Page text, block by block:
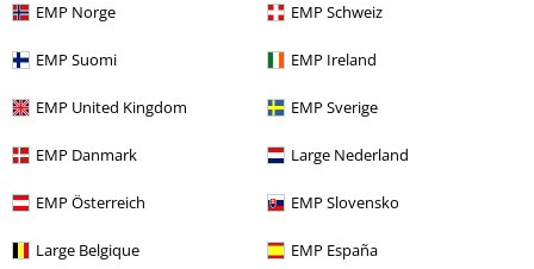
EMP Norge EMP Schweiz
EMP Suomi EMP Ireland
EMP United Kingdom EMP Sverige
EMP Danmark Large Nederland
EMP Österreich EMP Slovensko
Large Belgique EMP España
E-mail Newsletter
¡Cheque regalo del 15% de descuento,
Doy mi consentimiento para recibir la newsletter de EMP y acepto que